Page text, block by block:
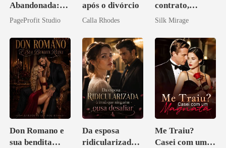
Abandonada:
Agora Intocável
PageProfit Studio
após o divórcio
Calla Rhodes
contrato,
obsessão eterna
Silk Mirage
Don Romano e
sua bendita
Da esposa
ridicularizada à
Me Traiu?
Casei com um